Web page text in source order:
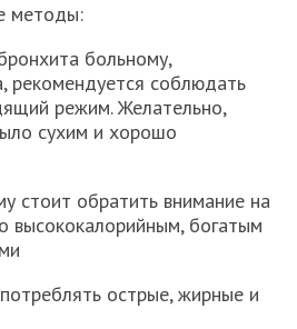
методы:
больному,
рекомендуется соблюдать
режим. Желательно,
сухим и хорошо
стоит обратить внимание на
высококалорийным, богатым
острые, жирные и